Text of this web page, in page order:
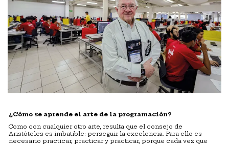
¿Cómo se aprende el arte de la programación?
Como con cualquier otro arte, resulta que el consejo de
Aristóteles es imbatible: perseguir la excelencia. Para ello es
necesario practicar, practicar y practicar, porque cada vez que